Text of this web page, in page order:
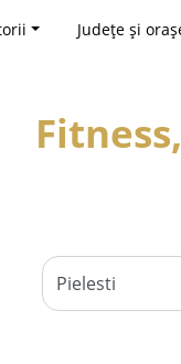
Județe și